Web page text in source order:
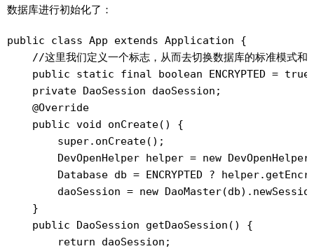
数据库进行初始化了：
public class App extends Application {
//这里我们定义一个标志，从而去切换数据库的标准模式和
public static final boolean ENCRYPTED =
    private DaoSession daoSession;
    @Override
    public void onCreate() {
        super.onCreate();
DevOpenHelper helper = new
Database db = ENCRYPTED ?
daoSession = new
    }
    public DaoSession getDaoSession() {
        return daoSession;